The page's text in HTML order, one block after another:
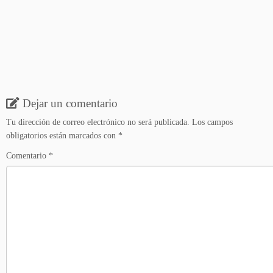
Dejar un comentario
Tu dirección de correo electrónico no será publicada. Los campos
obligatorios están marcados con *
Comentario *